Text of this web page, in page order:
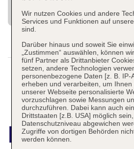
Wir nutzen Cookies und andere
Services und Funktionen auf
sind.
Darüber hinaus und soweit Sie
„Zustimmen“ auswählen, können
fünf Partner als Drittanbieter
setzen, andere Technologien
personenbezogene Daten [z. B. IP-
erheben und verarbeiten, um
unserer Webseite personalisierte
vorzuschlagen sowie Messungen
durchzuführen. Dabei kann auch
Drittstaaten [z.B. USA] möglich
Datenschutzniveau abgewichen
Zugriffe von dortigen Behörden
werden können.